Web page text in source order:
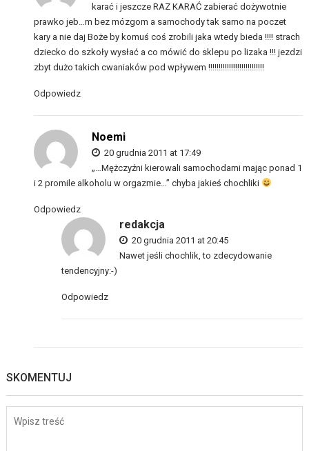
karać i jeszcze RAZ KARAĆ zabierać dożywotnie
prawko jeb…m bez mózgom a samochody tak samo na poczet
kary a nie daj Boże by komuś coś zrobili jaka wtedy bieda !!!! strach
dziecko do szkoły wysłać a co mówić do sklepu po lizaka !!! jezdzi
zbyt dużo takich cwaniaków pod wpływem !!!!!!!!!!!!!!!!!!!!!!!!!!!
Odpowiedz
Noemi
20 grudnia 2011 at 17:49
„…Mężczyźni kierowali samochodami mając ponad 1
i 2 promile alkoholu w orgazmie…” chyba jakieś chochliki
Odpowiedz
redakcja
20 grudnia 2011 at 20:45
Nawet jeśli chochlik, to zdecydowanie
tendencyjny:-)
Odpowiedz
SKOMENTUJ